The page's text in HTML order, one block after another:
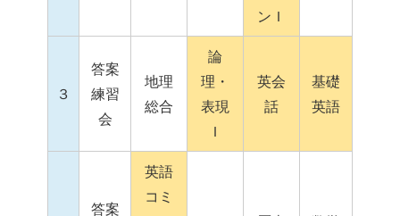
ンＩ
３
答案
練習
会
地理
総合
論
理・
表現
Ｉ
英会
話
基礎
英語
答案
英語
コミ